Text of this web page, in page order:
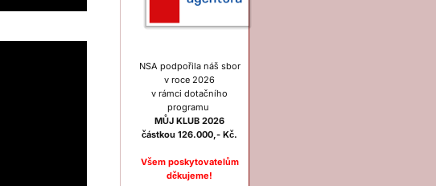
NSA podpořila náš sbor
v roce 2026
v rámci dotačního
programu
MŮJ KLUB 2026
částkou 126.000,- Kč.
Všem poskytovatelům
děkujeme!